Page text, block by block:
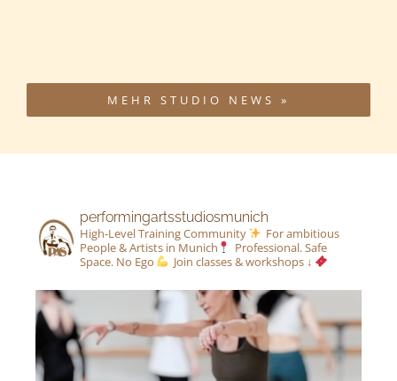
MEHR STUDIO NEWS »
performingartsstudiosmunich
High-Level Training Community
For ambitious
People & Artists in Munich
Professional. Safe
Space. No Ego
Join classes & workshops ↓